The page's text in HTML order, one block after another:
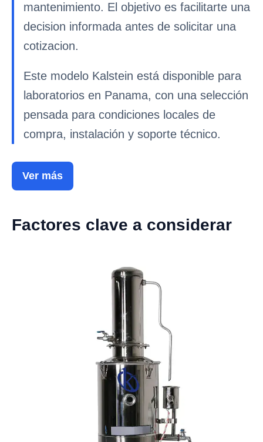
mantenimiento. El objetivo es facilitarte una
decision informada antes de solicitar una
cotizacion.
Este modelo Kalstein está disponible para
laboratorios en Panama, con una selección
pensada para condiciones locales de
compra, instalación y soporte técnico.
Ver más
Factores clave a considerar